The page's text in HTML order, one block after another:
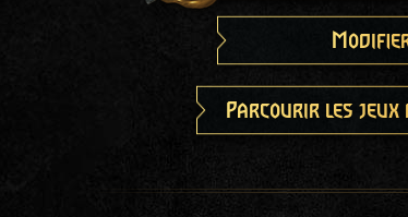
Parcourir les jeux